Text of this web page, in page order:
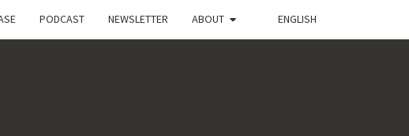
PODCAST NEWSLETTER ABOUT ENGLISH